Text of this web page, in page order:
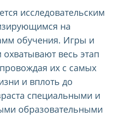
исследовательским
на
обучения. Игры и
весь этап
их с самых
и вплоть до
специальными и
образовательными